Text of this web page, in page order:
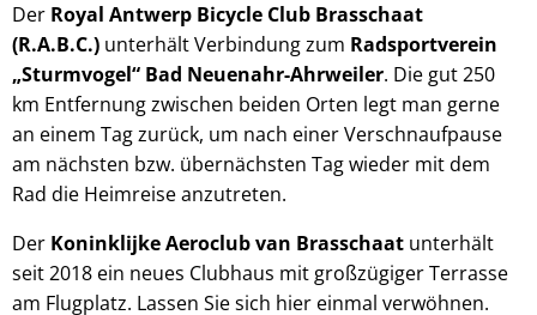
Der Royal Antwerp Bicycle Club Brasschaat
(R.A.B.C.) unterhält Verbindung zum Radsportverein
„Sturmvogel“ Bad Neuenahr-Ahrweiler. Die gut 250
km Entfernung zwischen beiden Orten legt man gerne
an einem Tag zurück, um nach einer Verschnaufpause
am nächsten bzw. übernächsten Tag wieder mit dem
Rad die Heimreise anzutreten.
Der Koninklijke Aeroclub van Brasschaat unterhält
seit 2018 ein neues Clubhaus mit großzügiger Terrasse
am Flugplatz. Lassen Sie sich hier einmal verwöhnen.